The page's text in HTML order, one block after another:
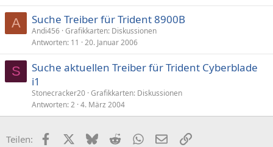
A Suche Treiber für Trident 8900B
Andi456 Grafikkarten: Diskussionen
Antworten 11 20. Januar 2006
S
Suche aktuellen Treiber für Trident Cyberblade
i1
Stonecracker20 Grafikkarten: Diskussionen
Antworten 2 4. März 2004
Teilen: FacebookX (Twitter)
BlueskyRedditWhatsApp
E-MailLink